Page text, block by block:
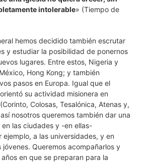
intolerable» (Tiempo de
hemos decidido también escrutar
y estudiar la posibilidad de ponernos
lugares. Entre estos, Nigeria y
Hong Kong; y también
pasos en Europa. Igual que el
su actividad misionera en
Colosas, Tesalónica, Atenas y,
nosotros queremos también dar una
las ciudades y -en ellas-
ejemplo, a las universidades, y en
jóvenes. Queremos acompañarlos y
en que se preparan para la